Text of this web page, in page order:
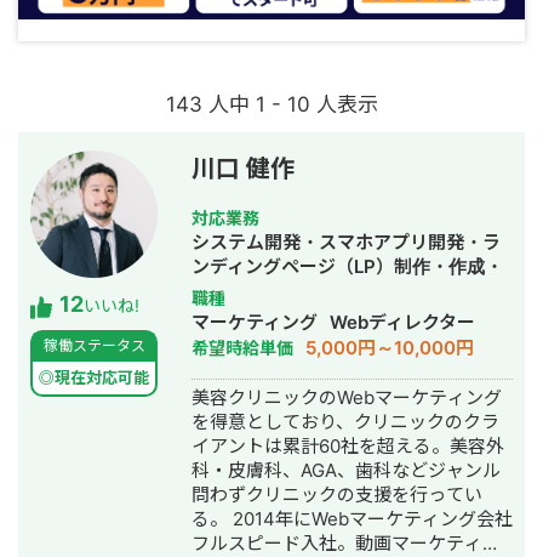
143 人中 1 - 10 人表示
12いいね!
稼働ステータス
◎現在対応可能
川口 健作
対応業務
システム開発・スマホアプリ開発・ラ
ンディングページ（LP）制作・作成・
Youtubeチャンネル運営代行・立ち上
げ・ECサイト構築・ネットショップ作
成代行・SEO対策・新規事業立上・
SNS運用代行・記事作成代行・ライテ
ィング・ホームページ制作・作成・バ
ナー制作・デザイン・ロゴデザイン・
作成・リスティング広告運用代行・オ
ウンドメディア制作・構築・運用代
行・動画制作・動画編集・営業代行
職種
マーケティング Webディレクター
希望時給単価 5,000円～10,000円
美容クリニックのWebマーケティング
を得意としており、クリニックのクラ
イアントは累計60社を超える。美容外
科・皮膚科、AGA、歯科などジャンル
問わずクリニックの支援を行ってい
る。 2014年にWebマーケティング会社
フルスピード入社。動画マーケティン